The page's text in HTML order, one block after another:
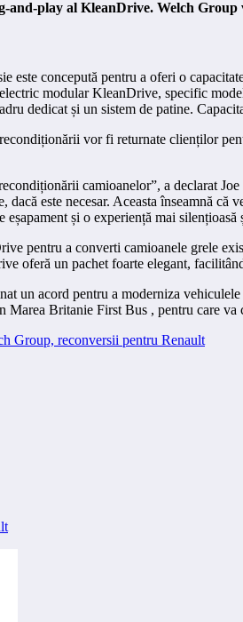
and-play al KleanDrive. Welch
este concepută pentru a oferi o
modular KleanDrive, specific
dedicat și un sistem de patine.
vor fi returnate clienților
camioanelor”, a declarat
dacă este necesar. Aceasta înseamnă
și o experiență mai
pentru a converti camioanele grele
oferă un pachet foarte elegant,
un acord pentru a moderniza
Marea Britanie First Bus , pentru care